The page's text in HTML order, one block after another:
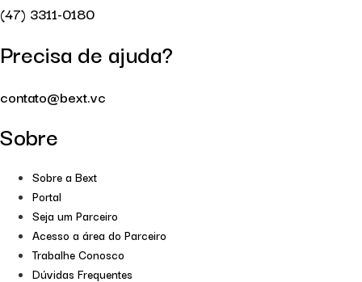
(47) 3311-0180
Precisa de ajuda?
contato@bext.vc
Sobre
Sobre a Bext
Portal
Seja um Parceiro
Acesso a área do Parceiro
Trabalhe Conosco
Dúvidas Frequentes